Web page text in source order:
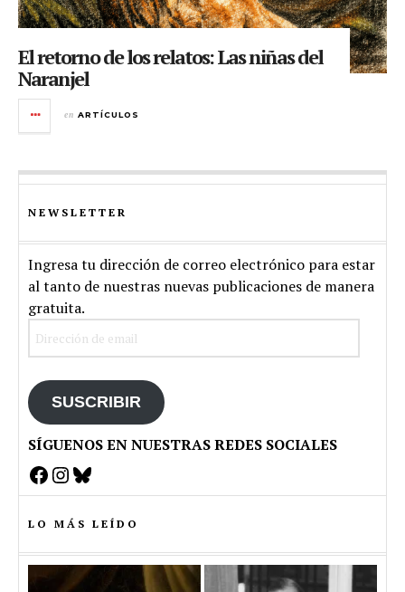
El retorno de los relatos: Las niñas del
Naranjel
en ARTÍCULOS
NEWSLETTER
Ingresa tu dirección de correo electrónico para estar
al tanto de nuestras nuevas publicaciones de manera
gratuita.
SUSCRIBIR
SÍGUENOS EN NUESTRAS REDES SOCIALES
Facebook
Instagram
Bluesky
LO MÁS LEÍDO